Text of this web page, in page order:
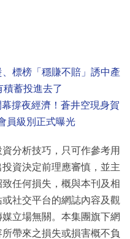
標榜「穩賺不賠」誘中產
蓄投進去了
撐夜經濟！蒼井空現身賀
員級別正式曝光
分析技巧，只可作參考用
資決定前理應審慎，並主
任何損失，概與本刊及相
社交平台的網誌內容及觀
立場無關。本集團旗下網
帶來之損失或損害概不負